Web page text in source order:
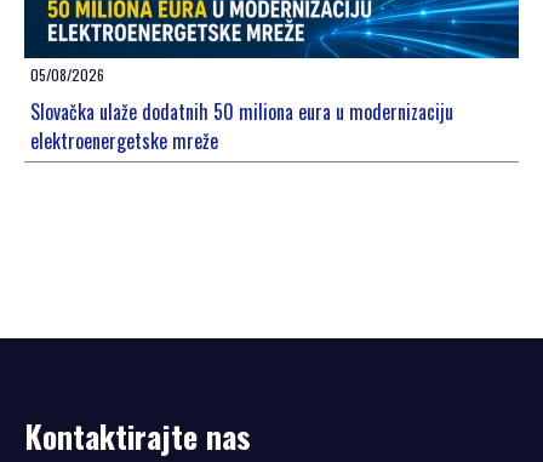
05/08/2026
Slovačka ulaže dodatnih 50 miliona eura u modernizaciju
elektroenergetske mreže
Kontaktirajte nas